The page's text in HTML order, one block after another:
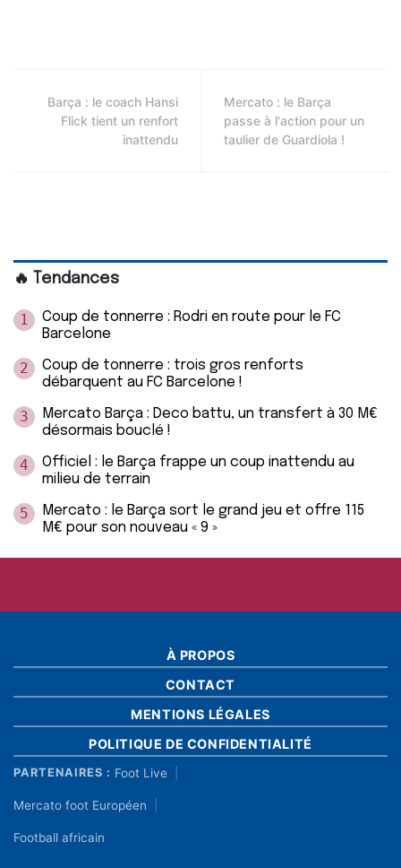
Barça : le coach Hansi
Flick tient un renfort
inattendu
Mercato : le Barça
passe à l'action pour un
taulier de Guardiola !
🔥 Tendances
1
Coup de tonnerre : Rodri en route pour le FC
Barcelone
2
Coup de tonnerre : trois gros renforts
débarquent au FC Barcelone !
3
Mercato Barça : Deco battu, un transfert à 30 M€
désormais bouclé !
4
Officiel : le Barça frappe un coup inattendu au
milieu de terrain
5
Mercato : le Barça sort le grand jeu et offre 115
M€ pour son nouveau « 9 »
À PROPOS
CONTACT
MENTIONS LÉGALES
POLITIQUE DE CONFIDENTIALITÉ
PARTENAIRES : Foot Live
Mercato foot Européen
Football africain